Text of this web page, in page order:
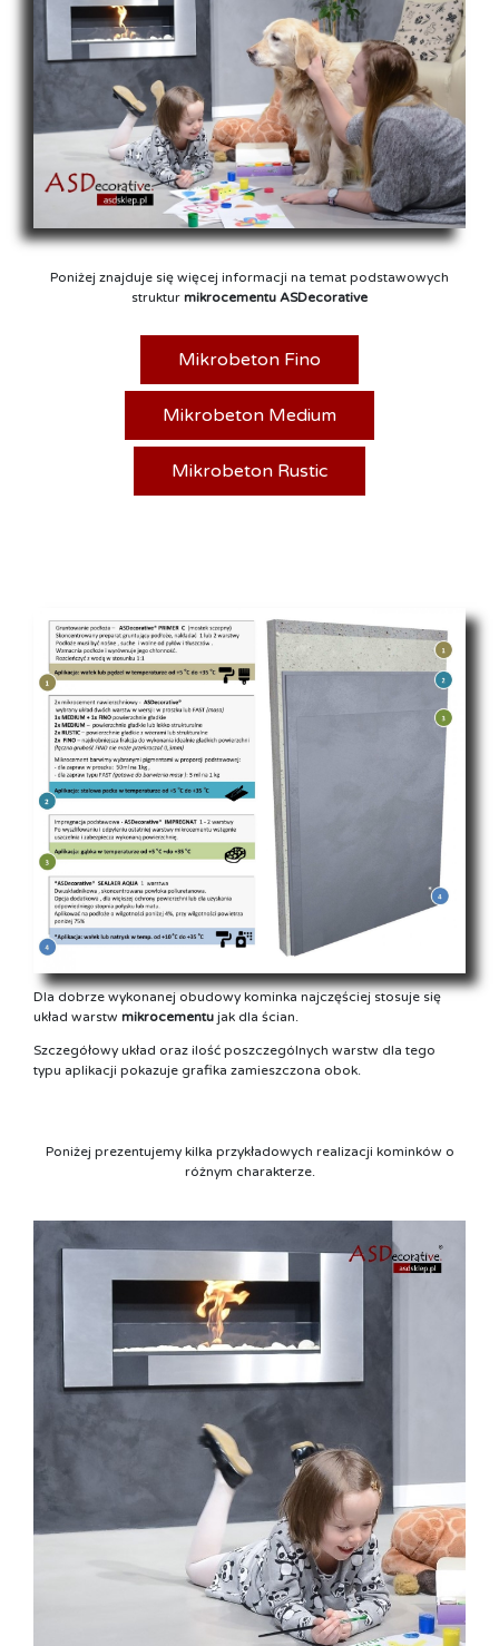
Poniżej znajduje się więcej informacji na temat podstawowych
struktur mikrocementu ASDecorative
Mikrobeton Fino
Mikrobeton Medium
Mikrobeton Rustic
Dla dobrze wykonanej obudowy kominka najczęściej stosuje się
układ warstw mikrocementu jak dla ścian.
Szczegółowy układ oraz ilość poszczególnych warstw dla tego
typu aplikacji pokazuje grafika zamieszczona obok.
Poniżej prezentujemy kilka przykładowych realizacji kominków o
różnym charakterze.